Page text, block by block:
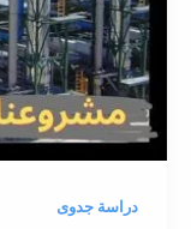
دراسة جدوى